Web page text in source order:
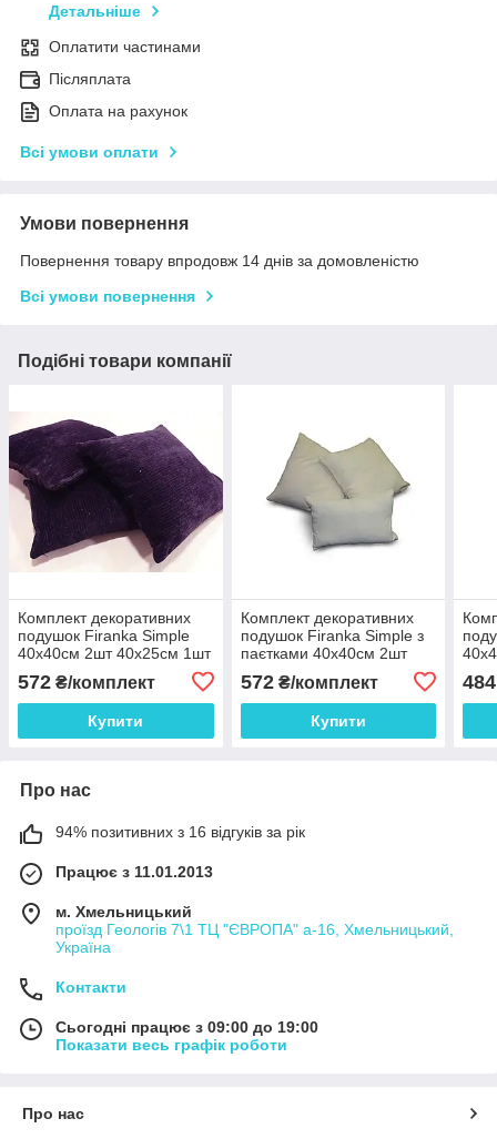
Детальніше
Оплатити частинами
Післяплата
Оплата на рахунок
Всі умови оплати
Умови повернення
Повернення товару впродовж 14 днів за домовленістю
Всі умови повернення
Подібні товари компанії
Комплект декоративних
подушок Firanka Simple
40х40см 2шт 40х25см 1шт
паєтками (п_0426)
572 ₴/комплект
Купити
Комплект декоративних
подушок Firanka Simple з
паєтками 40х40см 2шт
(п_0535)
572₴/комплект
Купити
484
Про нас
94% позитивних з 16 відгуків за рік
Працює з 11.01.2013
м. Хмельницький
проїзд Геологів 7\1 ТЦ "ЄВРОПА" а-16, Хмельницький,
Україна
Контакти
Сьогодні працює з 09:00 до 19:00
Показати весь графік роботи
Про нас